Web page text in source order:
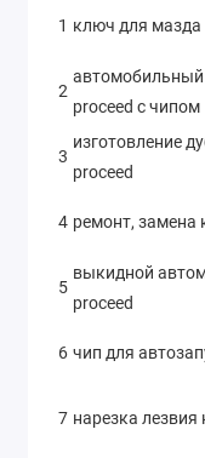
1 ключ для мазда
2
proceed с чипом
3
изготовление
proceed
4 ремонт, замена
5
выкидной
proceed
6 чип для
7 нарезка лезвия